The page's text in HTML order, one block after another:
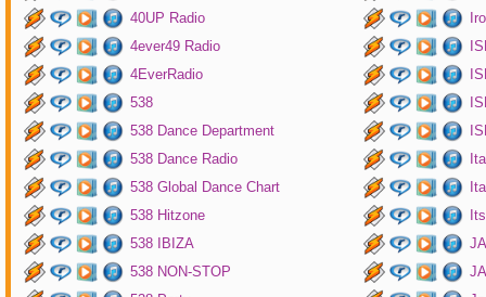
40UP Radio
4ever49 Radio
4EverRadio
538
538 Dance Department
538 Dance Radio
538 Global Dance Chart
538 Hitzone
538 IBIZA
538 NON-STOP